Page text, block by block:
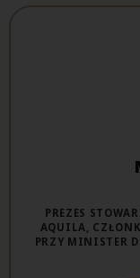
PREZES
AQUILA,
PRZY MINISTER